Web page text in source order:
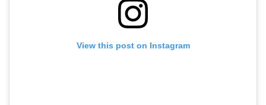
View this post on Instagram